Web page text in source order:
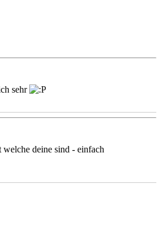
sehr
deine sind - einfach